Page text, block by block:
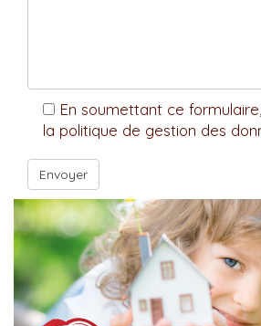
En soumettant ce
la politique de gestion des